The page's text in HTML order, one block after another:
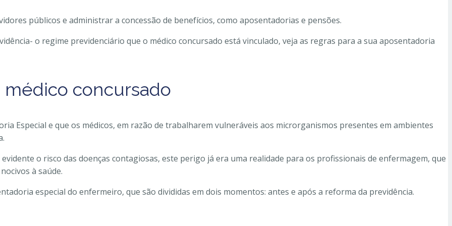
públicos e administrar a concessão de benefícios, como aposentadorias e pensões.
o regime previdenciário que o médico concursado está vinculado, veja as regras para a sua aposentadoria
concursado
Especial e que os médicos, em razão de trabalharem vulneráveis aos microrganismos presentes em ambientes
o risco das doenças contagiosas, este perigo já era uma realidade para os profissionais de enfermagem, que
à saúde.
especial do enfermeiro, que são divididas em dois momentos: antes e após a reforma da previdência.